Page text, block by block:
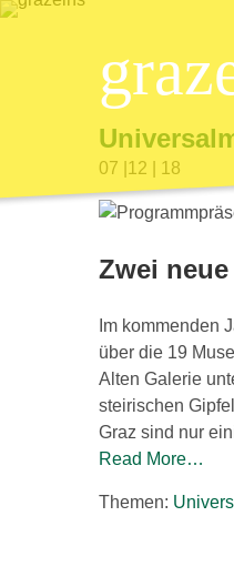
07 |12 | 18
Zwei
Im kommenden
über die 19
Alten Galerie
steirischen
Graz sind nur
Read More…
Themen: